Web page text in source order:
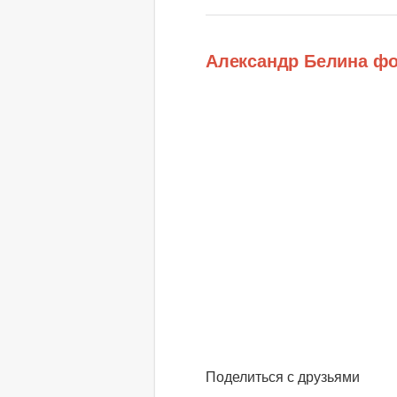
Александр Белина
Поделиться с друзьями